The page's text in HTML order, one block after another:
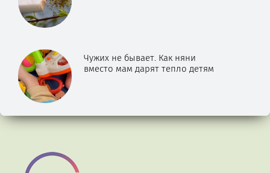
Чужих не бывает. Как няни
вместо мам дарят тепло детям